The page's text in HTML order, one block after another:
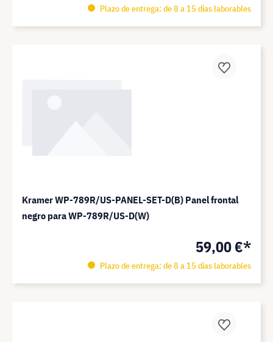
Plazo de entrega: de 8 a 15 días laborables
Kramer WP-789R/US-PANEL-SET-D(B) Panel frontal
negro para WP-789R/US-D(W)
59,00 €*
Plazo de entrega: de 8 a 15 días laborables